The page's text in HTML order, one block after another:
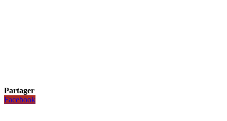
Partager
Facebook